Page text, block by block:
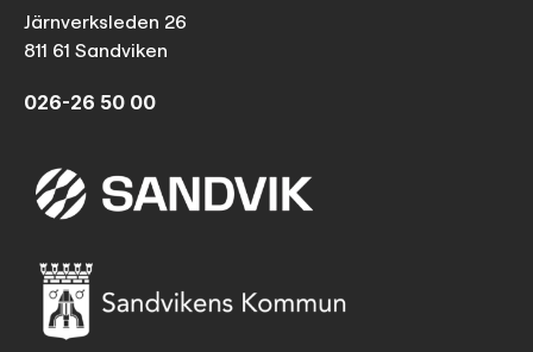
Järnverksleden 26
811 61 Sandviken
026-26 50 00